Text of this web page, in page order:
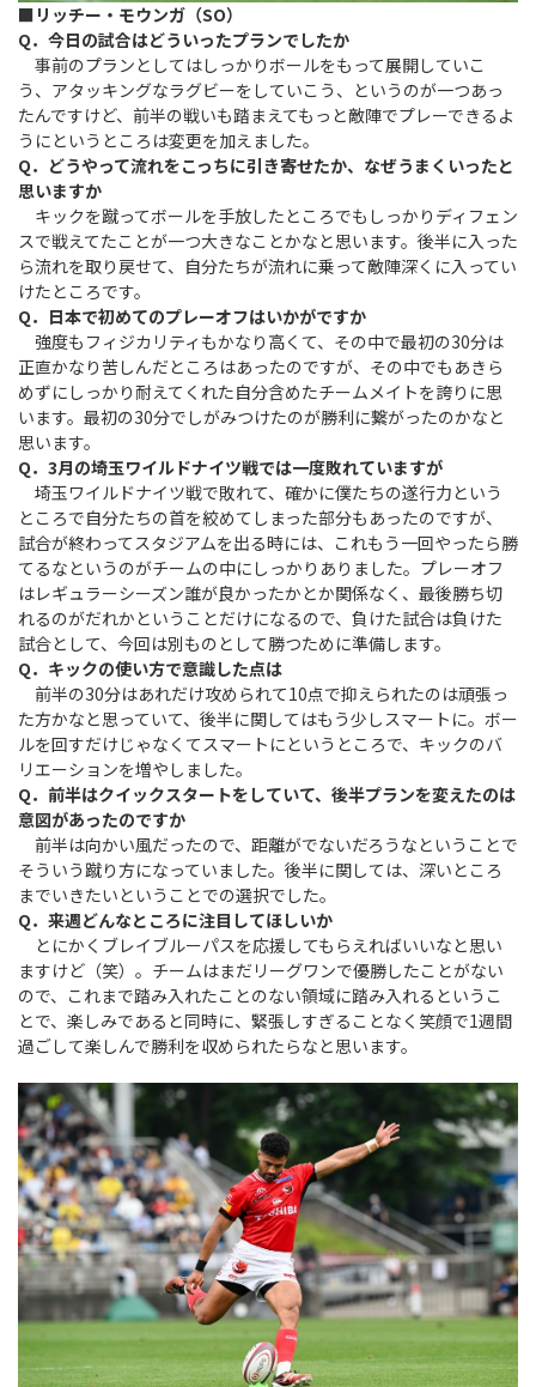
■リッチー・モウンガ（SO）
Q．今日の試合はどういったプランでしたか
事前のプランとしてはしっかりボールをもって展開していこ
う、アタッキングなラグビーをしていこう、というのが一つあっ
たんですけど、前半の戦いも踏まえてもっと敵陣でプレーできるよ
うにというところは変更を加えました。
Q．どうやって流れをこっちに引き寄せたか、なぜうまくいったと
思いますか
キックを蹴ってボールを手放したところでもしっかりディフェン
スで戦えてたことが一つ大きなことかなと思います。後半に入った
ら流れを取り戻せて、自分たちが流れに乗って敵陣深くに入ってい
けたところです。
Q．日本で初めてのプレーオフはいかがですか
強度もフィジカリティもかなり高くて、その中で最初の30分は
正直かなり苦しんだところはあったのですが、その中でもあきら
めずにしっかり耐えてくれた自分含めたチームメイトを誇りに思
います。最初の30分でしがみつけたのが勝利に繋がったのかなと
思います。
Q．3月の埼玉ワイルドナイツ戦では一度敗れていますが
埼玉ワイルドナイツ戦で敗れて、確かに僕たちの遂行力という
ところで自分たちの首を絞めてしまった部分もあったのですが、
試合が終わってスタジアムを出る時には、これもう一回やったら勝
てるなというのがチームの中にしっかりありました。プレーオフ
はレギュラーシーズン誰が良かったかとか関係なく、最後勝ち切
れるのがだれかということだけになるので、負けた試合は負けた
試合として、今回は別ものとして勝つために準備します。
Q．キックの使い方で意識した点は
前半の30分はあれだけ攻められて10点で抑えられたのは頑張っ
た方かなと思っていて、後半に関してはもう少しスマートに。ボー
ルを回すだけじゃなくてスマートにというところで、キックのバ
リエーションを増やしました。
Q．前半はクイックスタートをしていて、後半プランを変えたのは
意図があったのですか
前半は向かい風だったので、距離がでないだろうなということで
そういう蹴り方になっていました。後半に関しては、深いところ
までいきたいということでの選択でした。
Q．来週どんなところに注目してほしいか
とにかくブレイブルーパスを応援してもらえればいいなと思い
ますけど（笑）。チームはまだリーグワンで優勝したことがない
ので、これまで踏み入れたことのない領域に踏み入れるというこ
とで、楽しみであると同時に、緊張しすぎることなく笑顔で1週間
過ごして楽しんで勝利を収められたらなと思います。